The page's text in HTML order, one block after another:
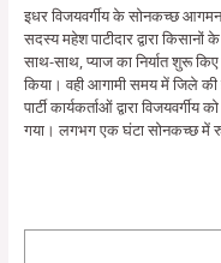
इधर विजयवर्गीय के सोनकच्छ आगमन
सदस्य महेश पाटीदार द्वारा
साथ-साथ, प्याज का निर्यात शुरू
किया। वही आगामी समय में जिले की
पार्टी कार्यकर्ताओं द्वारा
गया। लगभग एक घंटा सोनकच्छ में